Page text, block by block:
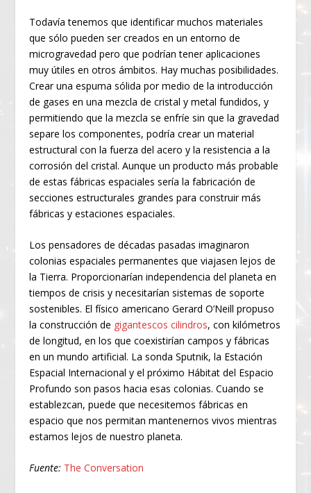
Todavía tenemos que identificar muchos materiales
que sólo pueden ser creados en un entorno de
microgravedad pero que podrían tener aplicaciones
muy útiles en otros ámbitos. Hay muchas posibilidades.
Crear una espuma sólida por medio de la introducción
de gases en una mezcla de cristal y metal fundidos, y
permitiendo que la mezcla se enfríe sin que la gravedad
separe los componentes, podría crear un material
estructural con la fuerza del acero y la resistencia a la
corrosión del cristal. Aunque un producto más probable
de estas fábricas espaciales sería la fabricación de
secciones estructurales grandes para construir más
fábricas y estaciones espaciales.
Los pensadores de décadas pasadas imaginaron
colonias espaciales permanentes que viajasen lejos de
la Tierra. Proporcionarían independencia del planeta en
tiempos de crisis y necesitarían sistemas de soporte
sostenibles. El físico americano Gerard O’Neill propuso
la construcción de gigantescos cilindros, con kilómetros
de longitud, en los que coexistirían campos y fábricas
en un mundo artificial. La sonda Sputnik, la Estación
Espacial Internacional y el próximo Hábitat del Espacio
Profundo son pasos hacia esas colonias. Cuando se
establezcan, puede que necesitemos fábricas en
espacio que nos permitan mantenernos vivos mientras
estamos lejos de nuestro planeta.
Fuente: The Conversation